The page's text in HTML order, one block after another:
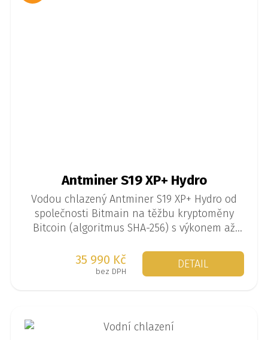
Antminer S19 XP+ Hydro
Vodou chlazený Antminer S19 XP+ Hydro od
společnosti Bitmain na těžbu kryptoměny
Bitcoin (algoritmus SHA-256) s výkonem až
35 990 Kč
bez DPH
DETAIL